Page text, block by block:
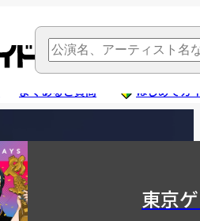
よくあるご質問 はじめてガ
東京